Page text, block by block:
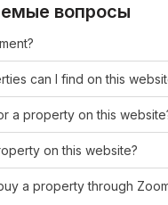
вопросы
can I find on this
a property on this
on this website?
a property through